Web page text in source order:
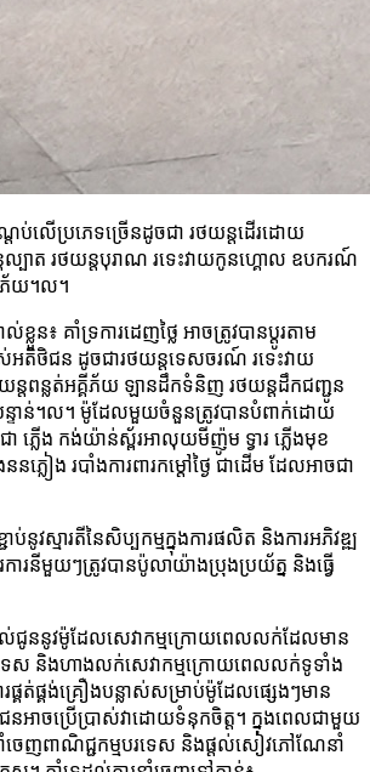
ណ្តប់លើប្រភេទច្រើនដូចជា រថយន្ត​ដើរ​ដោយ​
បាត រថយន្ត​បុរាណ រទេះ​វាយ​កូនហ្គោល ឧបករណ៍​
គីភ័យ។ល។
ល់ខ្លួន៖ គាំទ្រការដេញថ្លៃ អាចត្រូវបានប្ដូរតាម
អតិថិជន ដូចជារថយន្តទេសចរណ៍ រទេះវាយ
តពន្លត់អគ្គីភ័យ ឡានដឹកទំនិញ រថយន្តដឹកជញ្ជូន
បន្ទាន់។ល។ ម៉ូដែលមួយចំនួនត្រូវបានបំពាក់ដោយ
ា ភ្លើង កង់យ៉ាន់ស្ព័រអាលុយមីញ៉ូម ទ្វារ ភ្លើងមុខ
ភ្លៀង របាំងការពារកម្តៅថ្ងៃ ជាដើម ដែលអាចជា
ប់នូវស្មារតីនៃសិប្បកម្មក្នុងការផលិត និងការអភិវឌ្ឍ
នីមួយៗត្រូវបានប៉ូលាយ៉ាងប្រុងប្រយ័ត្ន និងធ្វើ
តល់ជូននូវម៉ូដែលសេវាកម្មក្រោយពេលលក់ដែលមាន
រទេស និងហាងលក់សេវាកម្មក្រោយពេលលក់ទូទាំង
រផ្គត់ផ្គង់គ្រឿងបន្លាស់សម្រាប់ម៉ូដែលផ្សេងៗមាន
នអាចប្រើប្រាស់វាដោយទំនុកចិត្ត។ ក្នុងពេលជាមួយ
នាំចេញពាណិជ្ជកម្មបរទេស និងផ្តល់សៀវភៅណែនាំ